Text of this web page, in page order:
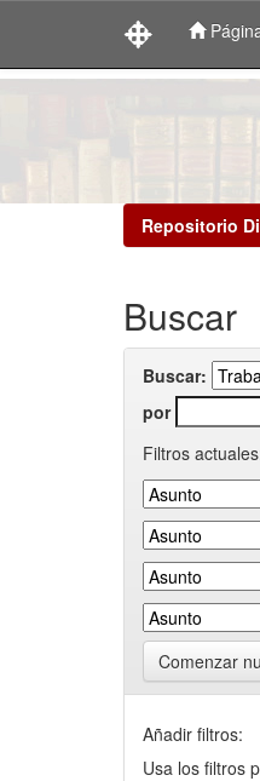
Repositorio
Buscar
Buscar:
por
Filtros
Comenzar
Añadir filtros:
Usa los filtros